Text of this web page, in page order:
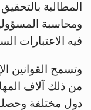
المطالبة
ومحاسبة
فيه الاعتبارات
وتسمح القوانين
من ذلك آلاف
دول مختلفة